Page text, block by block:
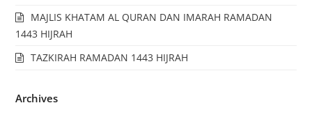
MAJLIS KHATAM AL QURAN DAN IMARAH RAMADAN
1443 HIJRAH
TAZKIRAH RAMADAN 1443 HIJRAH
Archives